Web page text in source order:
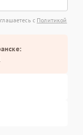
с Политикой